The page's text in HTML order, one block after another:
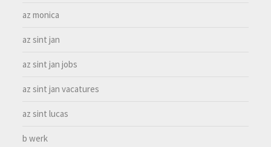
az monica
az sint jan
az sint jan jobs
az sint jan vacatures
az sint lucas
b werk